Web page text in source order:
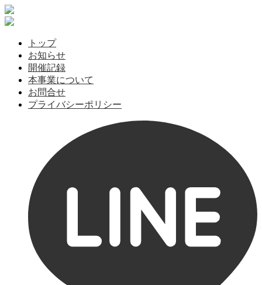
トップ
お知らせ
開催記録
本事業について
お問合せ
プライバシーポリシー